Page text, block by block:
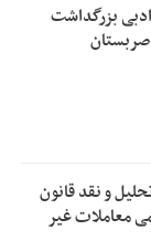
بزرگداشت
صربستان
و نقد قانون
معاملات غیر